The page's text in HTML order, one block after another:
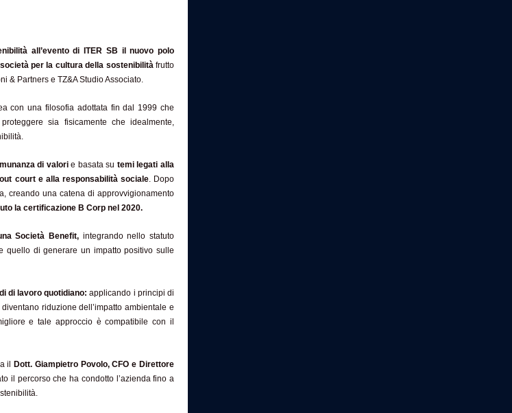
all’evento di ITER SB il nuovo polo
per la cultura della sostenibilitàfrutto
& Partners e TZ&A Studio Associato.
con una filosofia adottata fin dal 1999 che
sia fisicamente che idealmente,
di valorie basata su temi legati alla
court e alla responsabilità sociale. Dopo
creando una catena di approvvigionamento
la certificazione B Corp nel 2020.
Società Benefit, integrando nello statuto
quello di generare un impatto positivo sulle
di lavoro quotidiano: applicando i principi di
riduzione dell’impatto ambientale e
e tale approccio è compatibile con il
il
Dott. Giampietro Povolo, CFO e Direttore
il percorso che ha condotto l’azienda fino a